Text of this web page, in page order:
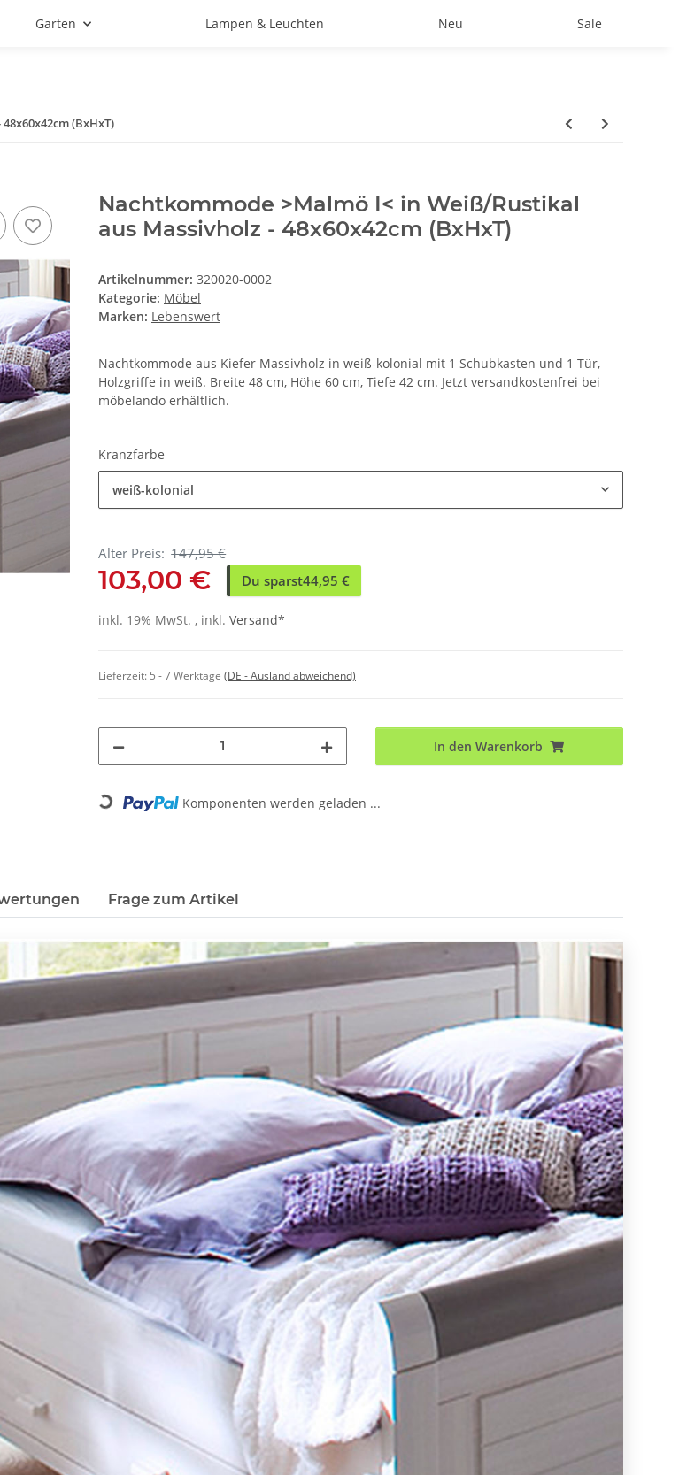
Garten Lampen & Leuchten Neu Sale
(BxHxT)
Nachtkommode >Malmö I< in Weiß/Rustikal
aus Massivholz - 48x60x42cm (BxHxT)
Artikelnummer: 320020-0002
Kategorie: Möbel
Marken: Lebenswert
Nachtkommode aus Kiefer Massivholz in weiß-kolonial mit 1 Schubkasten und 1 Tür,
Holzgriffe in weiß. Breite 48 cm, Höhe 60 cm, Tiefe 42 cm. Jetzt versandkostenfrei bei
möbelando erhältlich.
Kranzfarbe
weiß-kolonial
Alter Preis: 147,95 €
103,00 € Du sparst44,95 €
inkl. 19% MwSt. , inkl. Versand*
Lieferzeit: 5 - 7 Werktage (DE - Ausland abweichend)
In den Warenkorb
Loading... Komponenten werden geladen ...
Frage zum Artikel